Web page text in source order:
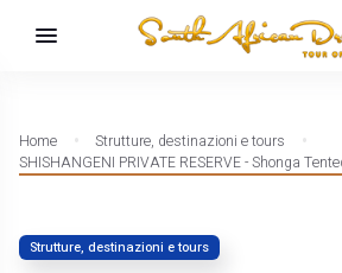
Home
Strutture, destinazioni e tours
SHISHANGENI PRIVATE RESERVE - Shonga
Strutture, destinazioni e tours